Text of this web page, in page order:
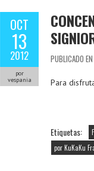
OCT
13
2012
por
vespania
PUBLICADO EN
Para
Etiquetas:
por KuKaKu